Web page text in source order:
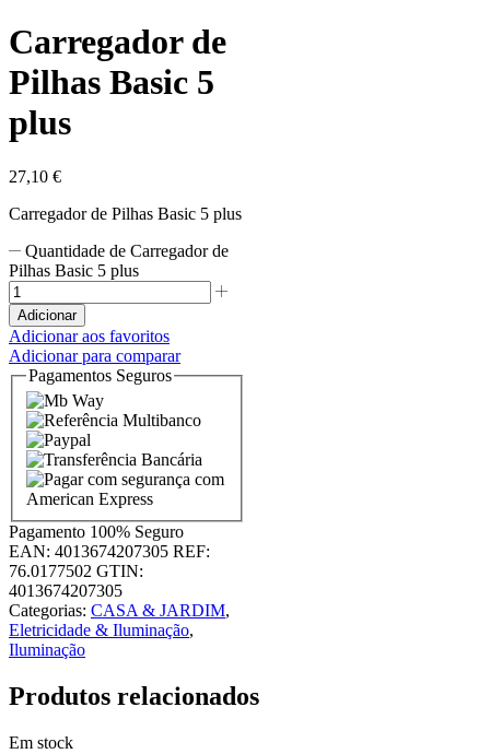
Carregador de
Pilhas Basic 5
plus
27,10 €
Carregador de Pilhas Basic 5 plus
Quantidade de Carregador de
Pilhas Basic 5 plus
Adicionar
Adicionar aos favoritos
Adicionar para comparar
Pagamentos Seguros
Pagamento 100% Seguro
EAN: 4013674207305 REF:
76.0177502 GTIN:
4013674207305
Categorias: CASA & JARDIM,
Eletricidade & Iluminação,
Iluminação
Produtos relacionados
Em stock